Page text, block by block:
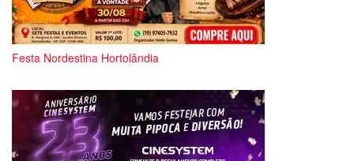
Festa Nordestina Hortolândia